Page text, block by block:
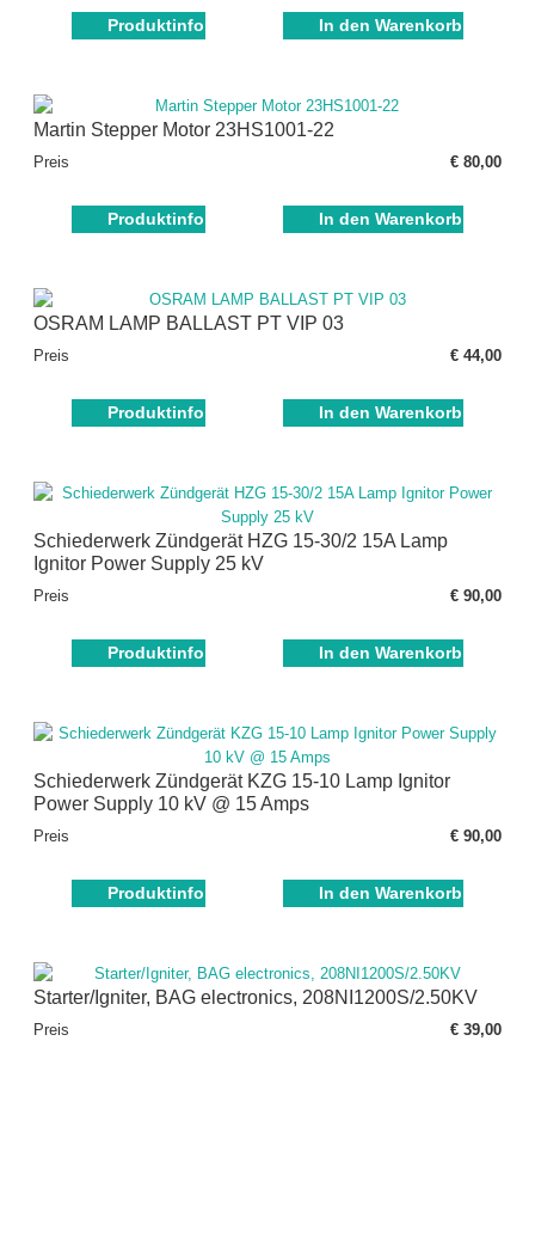
Produktinfo In den Warenkorb
Martin Stepper Motor 23HS1001-22
Preis € 80,00
Produktinfo In den Warenkorb
OSRAM LAMP BALLAST PT VIP 03
Preis € 44,00
Produktinfo In den Warenkorb
Schiederwerk Zündgerät HZG 15-30/2 15A Lamp
Ignitor Power Supply 25 kV
Preis € 90,00
Produktinfo In den Warenkorb
Schiederwerk Zündgerät KZG 15-10 Lamp Ignitor
Power Supply 10 kV @ 15 Amps
Preis € 90,00
Produktinfo In den Warenkorb
Starter/Igniter, BAG electronics, 208NI1200S/2.50KV
Preis € 39,00